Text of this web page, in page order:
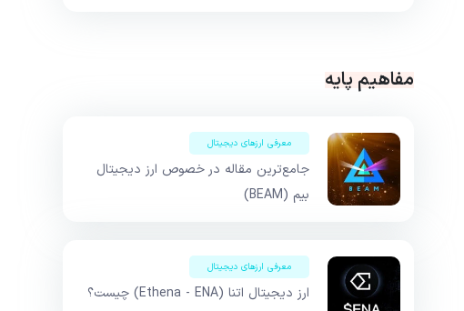
مفاهیم پایه
معرفی ارزهای دیجیتال
جامع‌ترین مقاله در خصوص ارز دیجیتال
بیم (BEAM)
معرفی ارزهای دیجیتال
ارز دیجیتال اتنا (Ethena - ENA) چیست؟